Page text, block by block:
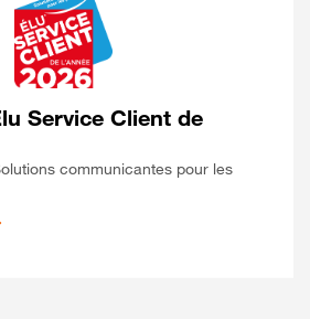
Service Client de
communicantes pour les